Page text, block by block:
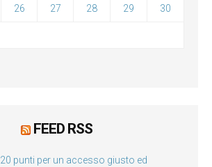
26 27 28 29 30
FEED RSS
20 punti per un accesso giusto ed